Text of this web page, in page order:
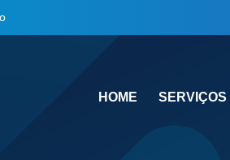
HOME SERVIÇOS